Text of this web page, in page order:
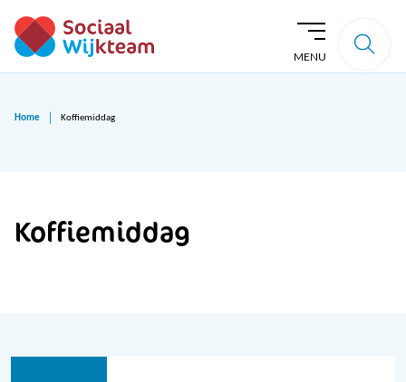
MENU
Home Koffiemiddag
Koffiemiddag